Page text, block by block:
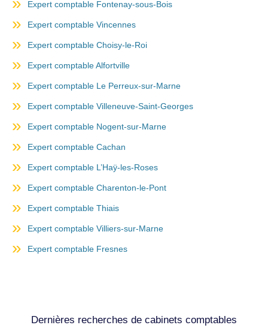
Expert comptable Fontenay-sous-Bois
Expert comptable Vincennes
Expert comptable Choisy-le-Roi
Expert comptable Alfortville
Expert comptable Le Perreux-sur-Marne
Expert comptable Villeneuve-Saint-Georges
Expert comptable Nogent-sur-Marne
Expert comptable Cachan
Expert comptable L’Haÿ-les-Roses
Expert comptable Charenton-le-Pont
Expert comptable Thiais
Expert comptable Villiers-sur-Marne
Expert comptable Fresnes
Dernières recherches de cabinets comptables